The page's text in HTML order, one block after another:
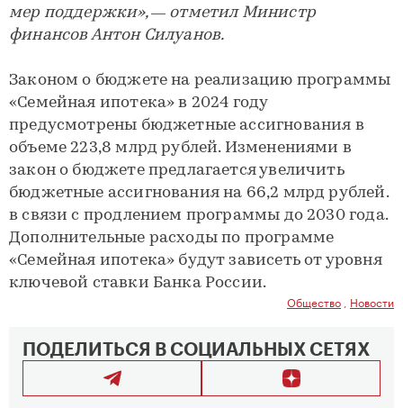
мер поддержки», — отметил Министр
финансов Антон Силуанов.
Законом о бюджете на реализацию программы
«Семейная ипотека» в 2024 году
предусмотрены бюджетные ассигнования в
объеме 223,8 млрд рублей. Изменениями в
закон о бюджете предлагается увеличить
бюджетные ассигнования на 66,2 млрд рублей.
в связи с продлением программы до 2030 года.
Дополнительные расходы по программе
«Семейная ипотека» будут зависеть от уровня
ключевой ставки Банка России.
Общество Новости
ПОДЕЛИТЬСЯ В СОЦИАЛЬНЫХ СЕТЯХ